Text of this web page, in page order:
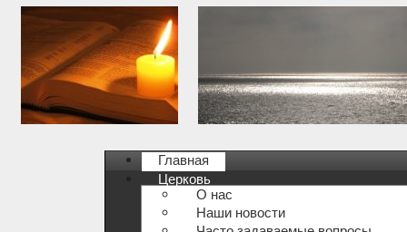
Главная
Церковь
О нас
Наши новости